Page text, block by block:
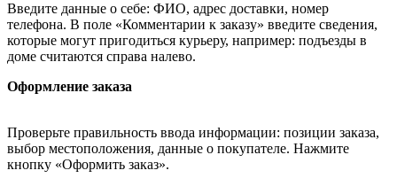
Введите данные о себе: ФИО, адрес доставки, номер
телефона. В поле «Комментарии к заказу» введите сведения,
которые могут пригодиться курьеру, например: подъезды в
доме считаются справа налево.
Оформление заказа
Проверьте правильность ввода информации: позиции заказа,
выбор местоположения, данные о покупателе. Нажмите
кнопку «Оформить заказ».